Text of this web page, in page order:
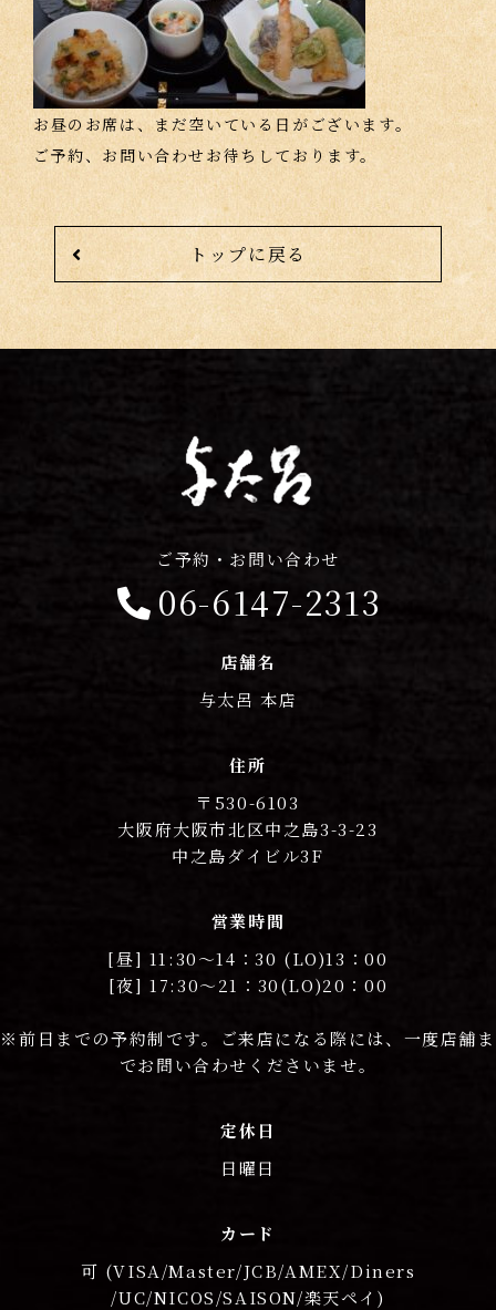
お昼のお席は、まだ空いている日がございます。
ご予約、お問い合わせお待ちしております。
トップに戻る
ご予約・お問い合わせ
06-6147-2313
店舗名
与太呂 本店
住所
〒530-6103
大阪府大阪市北区中之島3-3-23
中之島ダイビル3F
営業時間
[昼] 11:30〜14：30 (LO)13：00
[夜] 17:30〜21：30(LO)20：00
※前日までの予約制です。ご来店になる際には、一度店舗ま
でお問い合わせくださいませ。
定休日
日曜日
カード
可 (VISA/Master/JCB/AMEX/Diners
/UC/NICOS/SAISON/楽天ペイ)